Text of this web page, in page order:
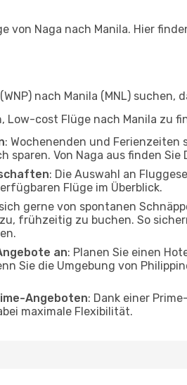
von Naga nach Manila. Hier
nach Manila (MNL) suchen,
Low-cost Flüge nach Manila zu
: Wochenenden und Ferienzeiten
Von Naga aus finden
: Die Auswahl an
Flüge im Überblick.
gerne von spontanen
frühzeitig zu buchen. So
an: Planen Sie einen
Sie die Umgebung von
Angeboten: Dank einer
maximale Flexibilität.